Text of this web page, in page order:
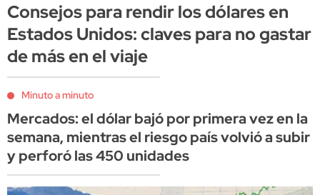
Consejos para rendir los dólares en
Estados Unidos: claves para no gastar
de más en el viaje
Minuto a minuto
Mercados: el dólar bajó por primera vez en la
semana, mientras el riesgo país volvió a subir
y perforó las 450 unidades